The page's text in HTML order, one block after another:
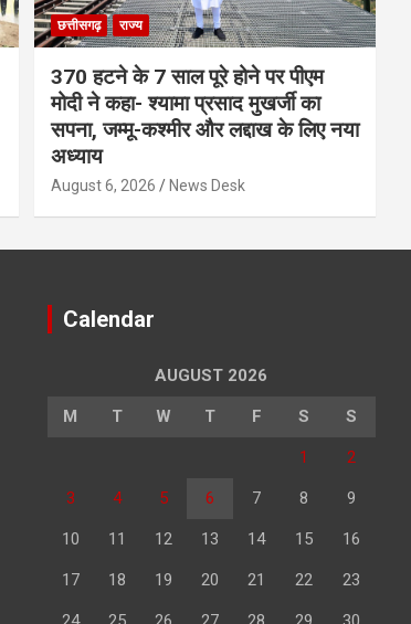
छत्तीसगढ़ राज्य
370 हटने के 7 साल पूरे होने पर पीएम
मोदी ने कहा- श्यामा प्रसाद मुखर्जी का
सपना, जम्मू-कश्मीर और लद्दाख के लिए नया
अध्याय
August 6, 2026 News Desk
Calendar
AUGUST 2026
M T W T F S S
1 2
3 4 5 6 7 8 9
10 11 12 13 14 15 16
17 18 19 20 21 22 23